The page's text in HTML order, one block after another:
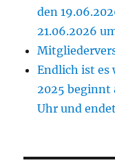
den
21.06.2026
Endlich ist es
2025 beginnt
Uhr und